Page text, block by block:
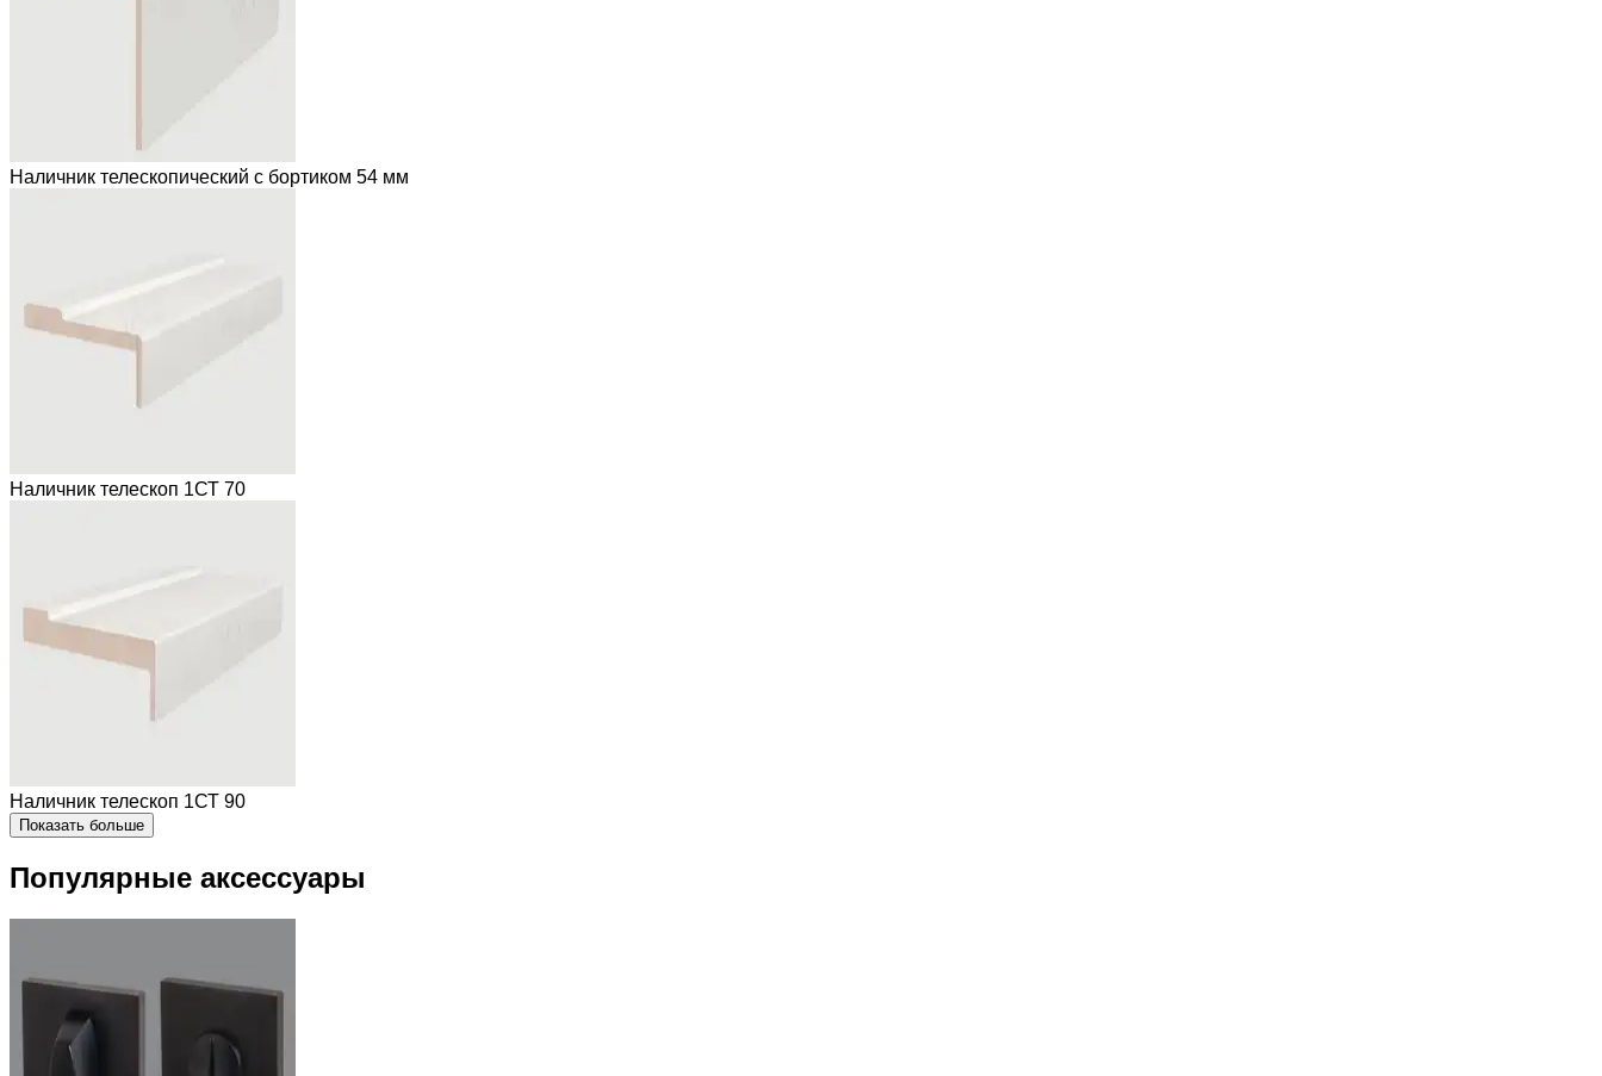
Наличник телескопический с бортиком 54 мм
Наличник телескоп 1СТ 70
Наличник телескоп 1СТ 90
Показать больше
Популярные аксессуары